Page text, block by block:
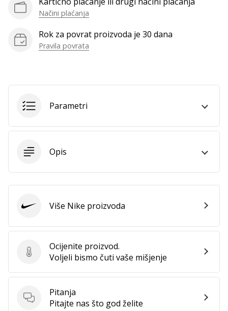
Prikaži
sve
Načini plaćanja
Rok za povrat proizvoda je 30 dana
Pravila povrata
Parametri
Opis
Ocijenite proizvod.
Ocijenite proizvod.
Voljeli bismo čuti vaše mišjenje
Pitanja
Pitanja
Pitajte nas što god želite
Nike Više Nike proizvoda